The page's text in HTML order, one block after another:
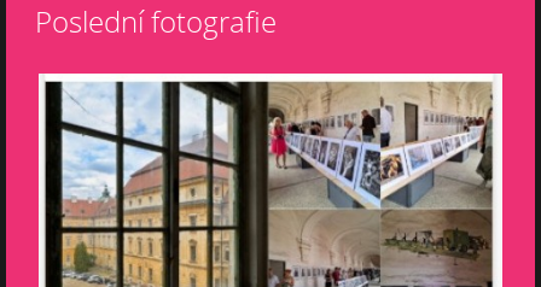
Poslední fotografie